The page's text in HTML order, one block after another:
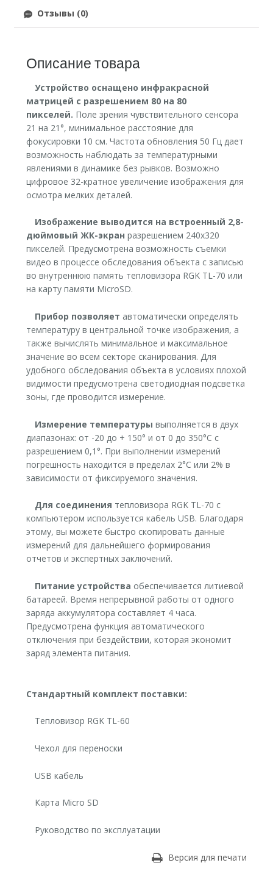
Отзывы (0)
Описание товара
Устройство оснащено инфракрасной
матрицей с разрешением 80 на 80
пикселей. Поле зрения чувствительного сенсора
21 на 21°, минимальное расстояние для
фокусировки 10 см. Частота обновления 50 Гц дает
возможность наблюдать за температурными
явлениями в динамике без рывков. Возможно
цифровое 32-кратное увеличение изображения для
осмотра мелких деталей.
Изображение выводится на встроенный 2,8-
дюймовый ЖК-экран разрешением 240х320
пикселей. Предусмотрена возможность съемки
видео в процессе обследования объекта с записью
во внутреннюю память тепловизора RGK TL-70 или
на карту памяти MicroSD.
Прибор позволяет автоматически определять
температуру в центральной точке изображения, а
также вычислять минимальное и максимальное
значение во всем секторе сканирования. Для
удобного обследования объекта в условиях плохой
видимости предусмотрена светодиодная подсветка
зоны, где проводится измерение.
Измерение температурывыполняется в двух
диапазонах: от -20 до + 150° и от 0 до 350°С с
разрешением 0,1°. При выполнении измерений
погрешность находится в пределах 2°С или 2% в
зависимости от фиксируемого значения.
Для соединения тепловизора RGK TL-70 с
компьютером используется кабель USB. Благодаря
этому, вы можете быстро скопировать данные
измерений для дальнейшего формирования
отчетов и экспертных заключений.
Питание устройства обеспечивается литиевой
батареей. Время непрерывной работы от одного
заряда аккумулятора составляет 4 часа.
Предусмотрена функция автоматического
отключения при бездействии, которая экономит
заряд элемента питания.
Стандартный комплект поставки:
Тепловизор RGK TL-60
Чехол для переноски
USB кабель
Карта Micro SD
Руководство по эксплуатации
Версия для печати